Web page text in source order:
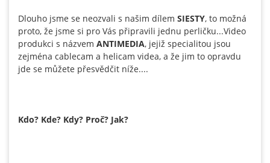
Dlouho jsme se neozvali s našim dílem SIESTY, to možná
proto, že jsme si pro Vás připravili jednu perličku...Video
produkci s názvem ANTIMEDIA, jejiž specialitou jsou
zejména cablecam a helicam videa, a že jim to opravdu
jde se můžete přesvědčit níže....
Kdo? Kde? Kdy? Proč? Jak?